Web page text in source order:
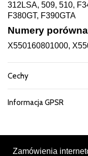
312LSA, 509, 510,
F380GT, F390GTA
Numery
X550160801000,
Cechy
Informacja GPSR
Zamówienia